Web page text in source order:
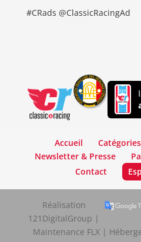
#CRads @ClassicRacingAd
Accueil Catégories
Newsletter & Presse
Contact
Réalisation
121DigitalGroup |
Maintenance FLX |